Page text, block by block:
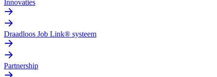
Innovaties
Draadloos Job Link® systeem
Partnership